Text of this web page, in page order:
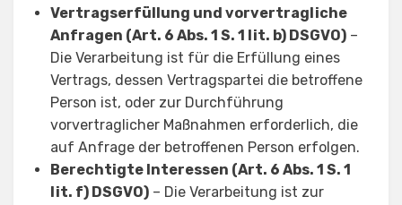
Vertragserfüllung und vorvertragliche
Anfragen (Art. 6 Abs. 1 S. 1 lit. b) DSGVO) –
Die Verarbeitung ist für die Erfüllung eines
Vertrags, dessen Vertragspartei die betroffene
Person ist, oder zur Durchführung
vorvertraglicher Maßnahmen erforderlich, die
auf Anfrage der betroffenen Person erfolgen.
Berechtigte Interessen (Art. 6 Abs. 1 S. 1
lit. f) DSGVO) – Die Verarbeitung ist zur